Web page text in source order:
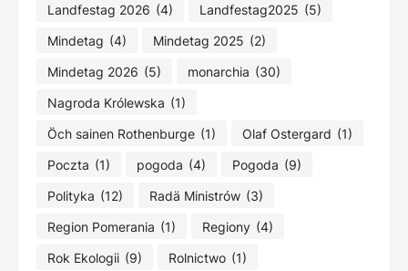
Landfestag 2026 (4) Landfestag2025 (5)
Mindetag (4) Mindetag 2025 (2)
Mindetag 2026 (5) monarchia (30)
Nagroda Królewska (1)
Öch sainen Rothenburge (1) Olaf Ostergard (1)
Poczta (1) pogoda (4) Pogoda (9)
Polityka (12) Radä Ministrów (3)
Region Pomerania (1) Regiony (4)
Rok Ekologii (9) Rolnictwo (1)